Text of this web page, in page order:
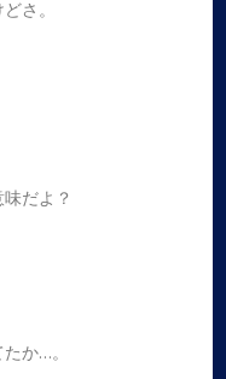
さ。
だよ？
か…。